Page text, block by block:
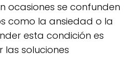
ocasiones se confunden
como la ansiedad o la
esta condición es
soluciones